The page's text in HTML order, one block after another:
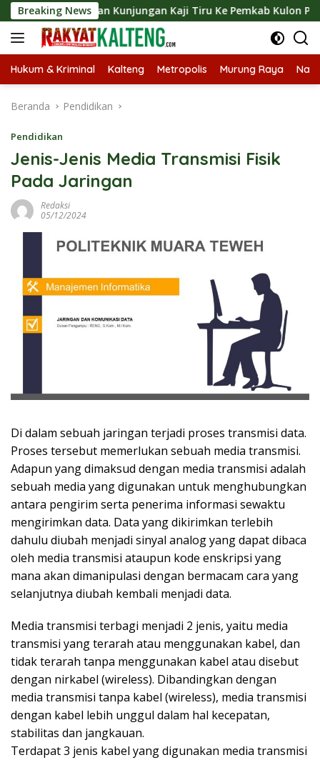
Langsung
ke
konten
Breaking News
Kunjungan Kaji Tiru Ke Pemkab Kulon Progo
Hukum & Kriminal Kalteng Metropolis Murung Raya
Beranda Pendidikan
Pendidikan
Jenis-Jenis Media Transmisi Fisik
Pada Jaringan
Redaksi
05/12/2024
Di dalam sebuah jaringan terjadi proses transmisi data.
Proses tersebut memerlukan sebuah media transmisi.
Adapun yang dimaksud dengan media transmisi adalah
sebuah media yang digunakan untuk menghubungkan
antara pengirim serta penerima informasi sewaktu
mengirimkan data. Data yang dikirimkan terlebih
dahulu diubah menjadi sinyal analog yang dapat dibaca
oleh media transmisi ataupun kode enskripsi yang
mana akan dimanipulasi dengan bermacam cara yang
selanjutnya diubah kembali menjadi data.
Media transmisi terbagi menjadi 2 jenis, yaitu media
transmisi yang terarah atau menggunakan kabel, dan
tidak terarah tanpa menggunakan kabel atau disebut
dengan nirkabel (wireless). Dibandingkan dengan
media transmisi tanpa kabel (wireless), media transmisi
dengan kabel lebih unggul dalam hal kecepatan,
stabilitas dan jangkauan.
Terdapat 3 jenis kabel yang digunakan media transmisi